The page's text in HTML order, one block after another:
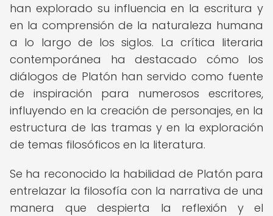
han explorado su influencia en la escritura y
en la comprensión de la naturaleza humana
a lo largo de los siglos. La crítica literaria
contemporánea ha destacado cómo los
diálogos de Platón han servido como fuente
de inspiración para numerosos escritores,
influyendo en la creación de personajes, en la
estructura de las tramas y en la exploración
de temas filosóficos en la literatura.
Se ha reconocido la habilidad de Platón para
entrelazar la filosofía con la narrativa de una
manera que despierta la reflexión y el